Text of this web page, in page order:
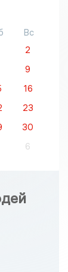
Вс
2
9
16
23
30
6